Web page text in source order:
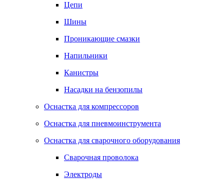
Цепи
Шины
Проникающие смазки
Напильники
Канистры
Насадки на бензопилы
Оснастка для компрессоров
Оснастка для пневмоинструмента
Оснастка для сварочного оборудования
Сварочная проволока
Электроды